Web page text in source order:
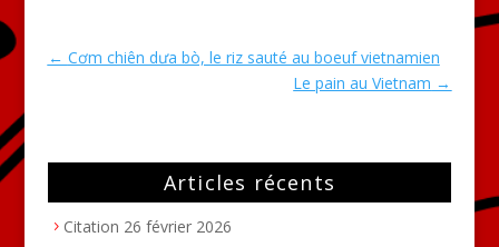
← Cơm chiên dưa bò, le riz sauté au boeuf vietnamien
Le pain au Vietnam →
Articles récents
Citation 26 février 2026